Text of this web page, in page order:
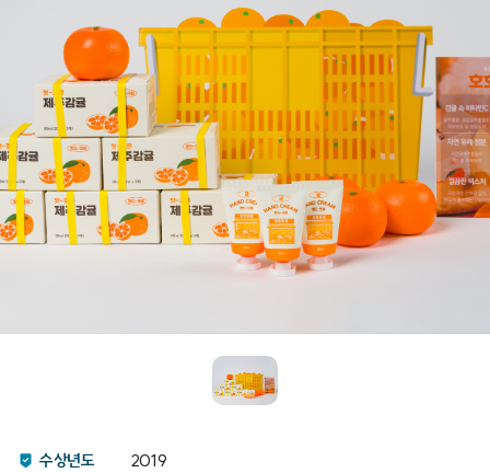
수상년도 2019